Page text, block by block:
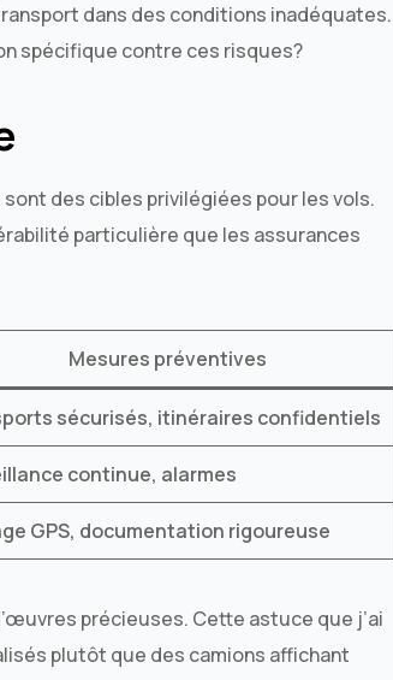
dans des conditions inadéquates.
spécifique contre ces risques?
des cibles privilégiées pour les vols.
particulière que les assurances
Mesures préventives
sécurisés, itinéraires confidentiels
continue, alarmes
GPS, documentation rigoureuse
précieuses. Cette astuce que j’ai
plutôt que des camions affichant